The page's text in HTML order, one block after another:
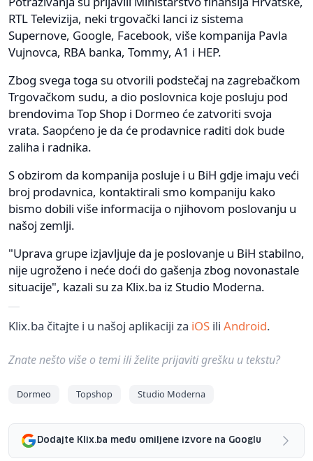
RTL Televizija, neki trgovački lanci iz sistema
Supernove, Google, Facebook, više kompanija Pavla
Vujnovca, RBA banka, Tommy, A1 i HEP.
Zbog svega toga su otvorili podstečaj na zagrebačkom
Trgovačkom sudu, a dio poslovnica koje posluju pod
brendovima Top Shop i Dormeo će zatvoriti svoja
vrata. Saopćeno je da će prodavnice raditi dok bude
zaliha i radnika.
S obzirom da kompanija posluje i u BiH gdje imaju veći
broj prodavnica, kontaktirali smo kompaniju kako
bismo dobili više informacija o njihovom poslovanju u
našoj zemlji.
"Uprava grupe izjavljuje da je poslovanje u BiH stabilno,
nije ugroženo i neće doći do gašenja zbog novonastale
situacije", kazali su za Klix.ba iz Studio Moderna.
Klix.ba čitajte i u našoj aplikaciji za iOS ili Android.
Znate nešto više o temi ili želite prijaviti grešku u tekstu?
Dormeo Topshop Studio Moderna
Dodajte Klix.ba među omiljene izvore na Googlu